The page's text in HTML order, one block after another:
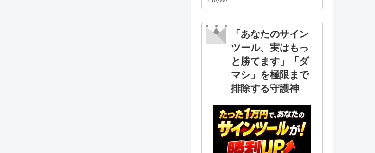
「あなたのサイン
ツール、実はもっ
と勝てます」「ダ
マシ」を極限まで
排除する守護神